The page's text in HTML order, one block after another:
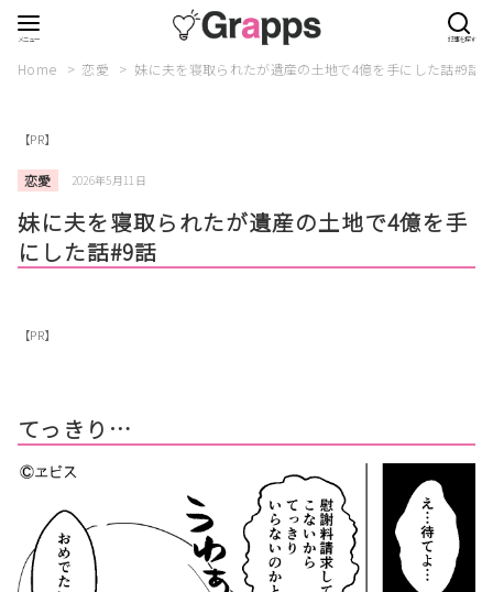
Home 恋愛 妹に夫を寝取られたが遺産の土地で4億を手にした話#9話
【PR】
恋愛 2026年5月11日
妹に夫を寝取られたが遺産の土地で4億を手
にした話#9話
【PR】
てっきり…